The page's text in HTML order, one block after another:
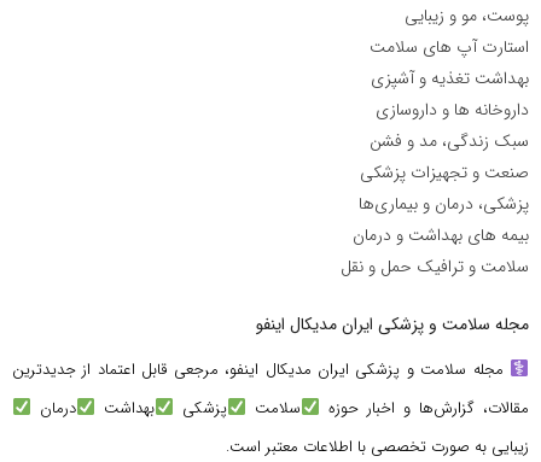
پوست، مو و زیبایی
استارت آپ های سلامت
بهداشت تغذیه و آشپزی
داروخانه ها و داروسازی
سبک زندگی، مد و فشن
صنعت و تجهیزات پزشکی
پزشکی، درمان و بیماری‌ها
بیمه های بهداشت و درمان
سلامت و ترافیک حمل و نقل
مجله سلامت و پزشکی ایران مدیکال اینفو
مجله سلامت و پزشکی ایران مدیکال اینفو، مرجعی قابل اعتماد از جدیدترین
مقالات، گزارش‌ها و اخبار حوزه
سلامت پزشکی بهداشت
درمان
زیبایی به صورت تخصصی با اطلاعات معتبر است.